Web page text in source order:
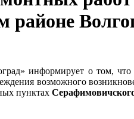
информирует о том, что
возможного
пунктах